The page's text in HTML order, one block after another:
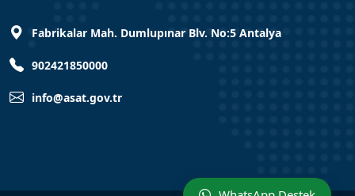
Fabrikalar Mah. Dumlupınar Blv. No:5 Antalya
902421850000
info@asat.gov.tr